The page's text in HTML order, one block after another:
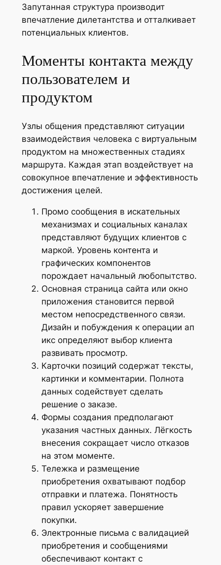
Запутанная структура производит
впечатление дилетантства и отталкивает
потенциальных клиентов.
Моменты контакта между
пользователем и
продуктом
Узлы общения представляют ситуации
взаимодействия человека с виртуальным
продуктом на множественных стадиях
маршрута. Каждая этап воздействует на
совокупное впечатление и эффективность
достижения целей.
Промо сообщения в искательных
механизмах и социальных каналах
представляют будущих клиентов с
маркой. Уровень контента и
графических компонентов
порождает начальный любопытство.
Основная страница сайта или окно
приложения становится первой
местом непосредственного связи.
Дизайн и побуждения к операции ап
икс определяют выбор клиента
развивать просмотр.
Карточки позиций содержат тексты,
картинки и комментарии. Полнота
данных содействует сделать
решение о заказе.
Формы создания предполагают
указания частных данных. Лёгкость
внесения сокращает число отказов
на этом моменте.
Тележка и размещение
приобретения охватывают подбор
отправки и платежа. Понятность
правил ускоряет завершение
покупки.
Электронные письма с валидацией
приобретения и сообщениями
обеспечивают контакт с